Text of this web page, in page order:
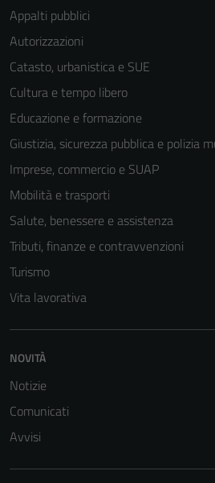
Appalti pubblici
Autorizzazioni
Catasto, urbanistica e SUE
Cultura e tempo libero
Educazione e formazione
Giustizia, sicurezza pubblica e polizia
Imprese, commercio e SUAP
Mobilità e trasporti
Salute, benessere e assistenza
Tributi, finanze e contravvenzioni
Turismo
Vita lavorativa
NOVITÀ
Notizie
Comunicati
Avvisi